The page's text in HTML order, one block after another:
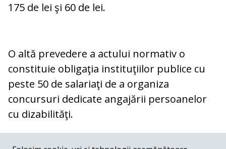
175 de lei şi 60 de lei.
O altă prevedere a actului normativ o
constituie obligaţia instituţiilor publice cu
peste 50 de salariaţi de a organiza
concursuri dedicate angajării persoanelor
cu dizabilităţi.
COMENTARII